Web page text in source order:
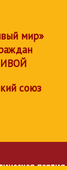
мир»
союз
партия